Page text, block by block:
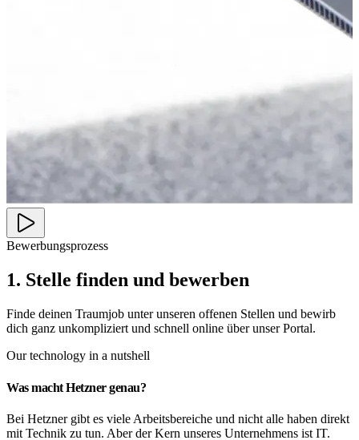
Bewerbungsprozess
1. Stelle finden und bewerben
Finde deinen Traumjob unter unseren offenen Stellen und bewirb
dich ganz unkompliziert und schnell online über unser Portal.
Our technology in a nutshell
Was macht Hetzner genau?
Bei Hetzner gibt es viele Arbeitsbereiche und nicht alle haben direkt
mit Technik zu tun. Aber der Kern unseres Unternehmens ist IT.